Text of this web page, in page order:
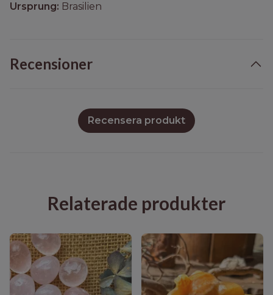
Ursprung: Brasilien
Recensioner
Recensera produkt
Relaterade produkter